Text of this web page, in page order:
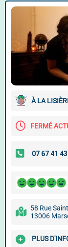
À LA
FERMÉ
58 Rue
13006
PLUS